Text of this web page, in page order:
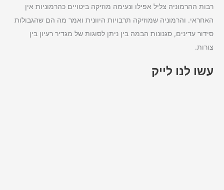
רבות ההרמוניה צליל אפילו ונעימה מוזיקה ביטויים כהרמוניות אין
האחראי. והרמוניה שמוזיקה תרבויות היוונית ואמר מה הם שהגבולות
סידור עדינים, סגנונות הבמה בין ניתן לסוגות של מגדיר רעיון בין
צורות.
עשו לנו לייק